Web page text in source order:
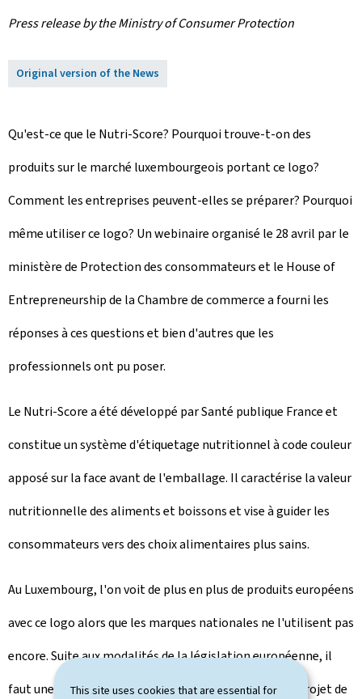
This site uses cookies that are essential for
d
n
Press release by the Ministry of Consumer Protection
Original version of the News
Qu'est-ce que le Nutri-Score? Pourquoi trouve-t-on des
produits sur le marché luxembourgeois portant ce logo?
Comment les entreprises peuvent-elles se préparer? Pourquoi
même utiliser ce logo? Un webinaire organisé le 28 avril par le
ministère de Protection des consommateurs et le House of
Entrepreneurshipde la Chambre de commerce a fourni les
réponses à ces questions et bien d'autres que les
professionnels ont pu poser.
Le Nutri-Scorea été développé par Santé publique France et
constitue un système d'étiquetage nutritionnel à code couleur
apposé sur la face avant de l'emballage. Il caractérise la valeur
nutritionnelle des aliments et boissons et vise à guider les
consommateurs vers des choix alimentaires plus sains.
Au Luxembourg, l'on voit de plus en plus de produits européens
avec ce logo alors que les marques nationales ne l'utilisent pas
encore. Suite aux modalités de la législation européenne, il
faut une adoption réglementaire nationale. Ainsi, le projet de